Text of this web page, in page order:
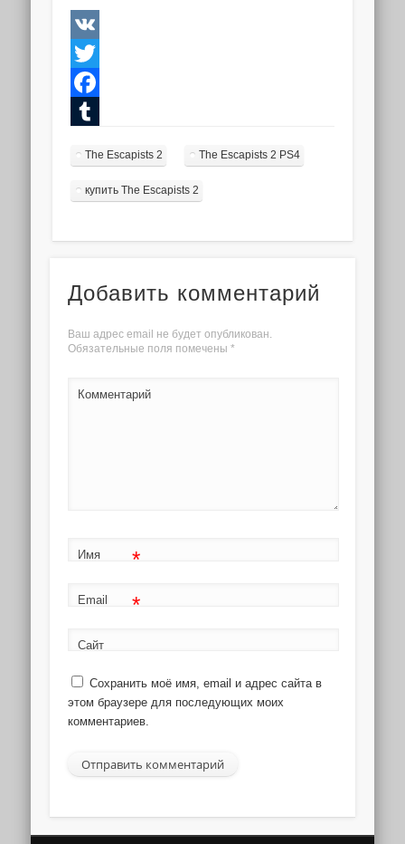
VK
Twitter
Facebook
The Escapists 2 The Escapists 2 PS4
купить The Escapists 2
Добавить комментарий
Ваш адрес email не будет опубликован.
Обязательные поля помечены *
Комментарий
Имя *
Email *
Сайт
Сохранить моё имя, email и адрес сайта в
этом браузере для последующих моих
комментариев.